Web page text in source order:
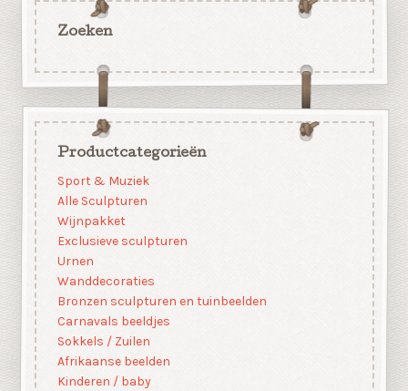
Zoeken
Productcategorieën
Sport & Muziek
Alle Sculpturen
Wijnpakket
Exclusieve sculpturen
Urnen
Wanddecoraties
Bronzen sculpturen en tuinbeelden
Carnavals beeldjes
Sokkels / Zuilen
Afrikaanse beelden
Kinderen / baby